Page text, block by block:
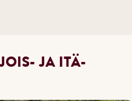
JA ITÄ-